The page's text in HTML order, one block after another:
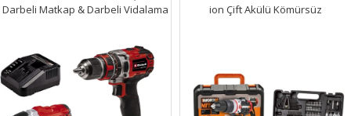
Darbeli Matkap & Darbeli Vidalama
ion Çift Akülü Kömürsüz